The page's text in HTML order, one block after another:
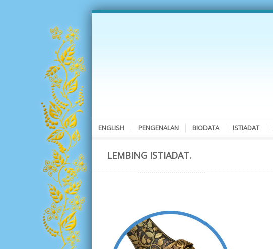
ENGLISH PENGENALAN BIODATA ISTIADAT
LEMBING ISTIADAT.